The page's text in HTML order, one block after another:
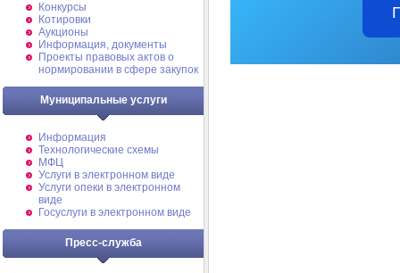
Конкурсы
Котировки
Аукционы
Информация, документы
Проекты правовых актов о
нормировании в сфере закупок
Муниципальные услуги
Информация
Технологические схемы
МФЦ
Услуги в электронном виде
Услуги опеки в электронном
виде
Госуслуги в электронном виде
Пресс-служба